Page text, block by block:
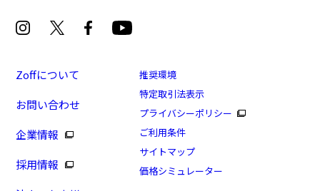
Zoffについて
お問い合わせ
企業情報
採用情報
推奨環境
特定取引法表示
プライバシーポリシー
ご利用条件
サイトマップ
価格シミュレーター